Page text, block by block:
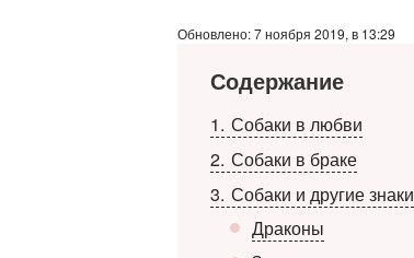
Обновлено: 7 ноября 2019, в 13:29
Содержание
1 Собаки в любви
2 Собаки в браке
3 Собаки и другие знаки
Драконы